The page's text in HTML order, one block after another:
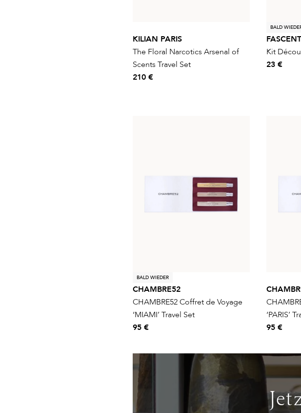
KILIAN PARIS
The Floral Narcotics Arsenal of
Scents Travel Set
210 €
BALD
FASCENT
Kit
23 €
BALD WIEDER
CHAMBRE52
CHAMBRE52 Coffret de Voyage
‘MIAMI’ Travel Set
95 €
‘PARIS’
95 €